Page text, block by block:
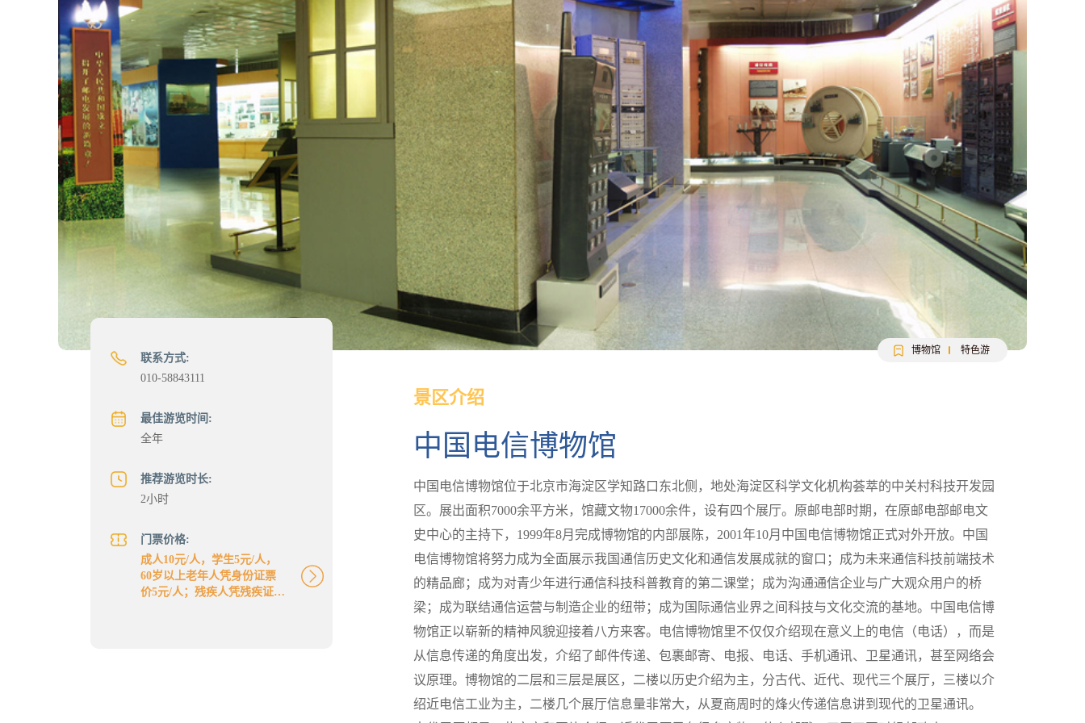
博物馆 特色游
联系方式:
010-58843111
最佳游览时间:
全年
推荐游览时长:
2小时
门票价格:
成人10元/人，学生5元/人，
60岁以上老年人凭身份证票
价5元/人；残疾人凭残疾证票
景区介绍
中国电信博物馆
中国电信博物馆位于北京市海淀区学知路口东北侧，地处海淀区科学文化机构荟萃的中关村科技开发园
区。展出面积7000余平方米，馆藏文物17000余件，设有四个展厅。原邮电部时期，在原邮电部邮电文
史中心的主持下，1999年8月完成博物馆的内部展陈，2001年10月中国电信博物馆正式对外开放。中国
电信博物馆将努力成为全面展示我国通信历史文化和通信发展成就的窗口；成为未来通信科技前端技术
的精品廊；成为对青少年进行通信科技科普教育的第二课堂；成为沟通通信企业与广大观众用户的桥
梁；成为联结通信运营与制造企业的纽带；成为国际通信业界之间科技与文化交流的基地。中国电信博
物馆正以崭新的精神风貌迎接着八方来客。电信博物馆里不仅仅介绍现在意义上的电信（电话），而是
从信息传递的角度出发，介绍了邮件传递、包裹邮寄、电报、电话、手机通讯、卫星通讯，甚至网络会
议原理。博物馆的二层和三层是展区，二楼以历史介绍为主，分古代、近代、现代三个展厅，三楼以介
绍近电信工业为主，二楼几个展厅信息量非常大，从夏商周时的烽火传递信息讲到现代的卫星通讯。